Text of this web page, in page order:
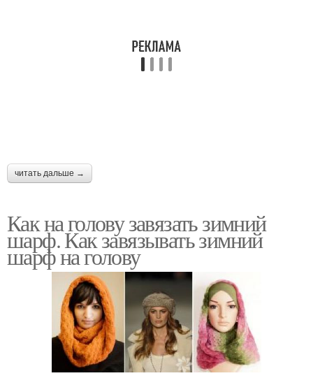
читать дальше →
Как на голову завязать зимний
шарф. Как завязывать зимний
шарф на голову